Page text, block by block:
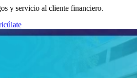
y servicio al cliente financiero.